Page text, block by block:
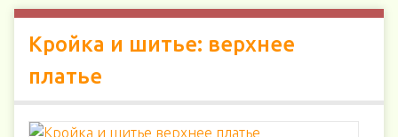
Кройка и шитье: верхнее
платье